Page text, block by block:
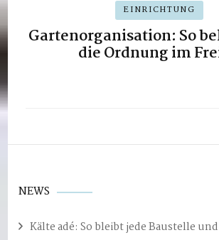
EINRICHTUNG
Gartenorganisation: So
die Ordnung im
NEWS
Kälte adé: So bleibt jede Baustelle